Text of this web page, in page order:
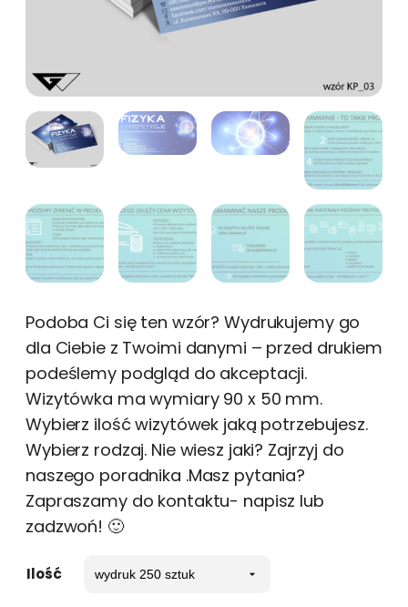
Podoba Ci się ten wzór? Wydrukujemy go
dla Ciebie z Twoimi danymi – przed drukiem
podeślemy podgląd do akceptacji.
Wizytówka ma wymiary 90 x 50 mm.
Wybierz ilość wizytówek jaką potrzebujesz.
Wybierz rodzaj. Nie wiesz jaki? Zajrzyj do
naszego poradnika .Masz pytania?
Zapraszamy do kontaktu- napisz lub
zadzwoń! 🙂
Ilość